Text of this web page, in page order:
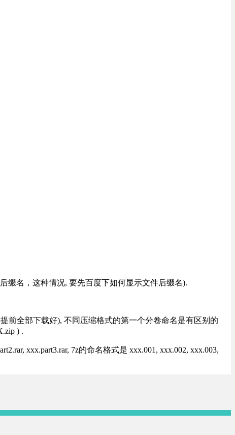
缀名，这种情况, 要先百度下如何显示文件后缀名).
前全部下载好), 不同压缩格式的第一个分卷命名是有区别的
) .
xxx.part3.rar, 7z的命名格式是 xxx.001, xxx.002, xxx.003,